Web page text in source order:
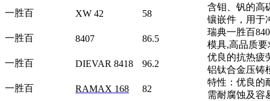
一胜百
XW 42 58
含钼、钒的高
镶嵌件，用于
一胜百
8407 86.5
瑞典一胜百
模具,高品质
一胜百
DIEVAR 8418 96.2
优良的抗热疲
铝钛合金压铸
一胜百
RAMAX 168 82
特性：优良的
需耐腐蚀及容